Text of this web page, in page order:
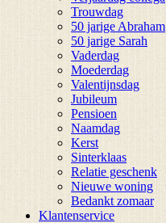
Trouwdag
50 jarige Abraham
50 jarige Sarah
Vaderdag
Moederdag
Valentijnsdag
Jubileum
Pensioen
Naamdag
Kerst
Sinterklaas
Relatie geschenk
Nieuwe woning
Bedankt zomaar
Klantenservice